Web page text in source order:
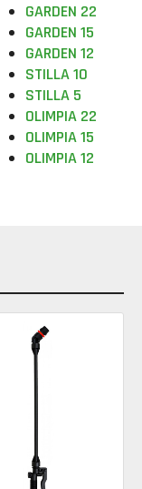
GARDEN 22
GARDEN 15
GARDEN 12
STILLA 10
STILLA 5
OLIMPIA 22
OLIMPIA 15
OLIMPIA 12